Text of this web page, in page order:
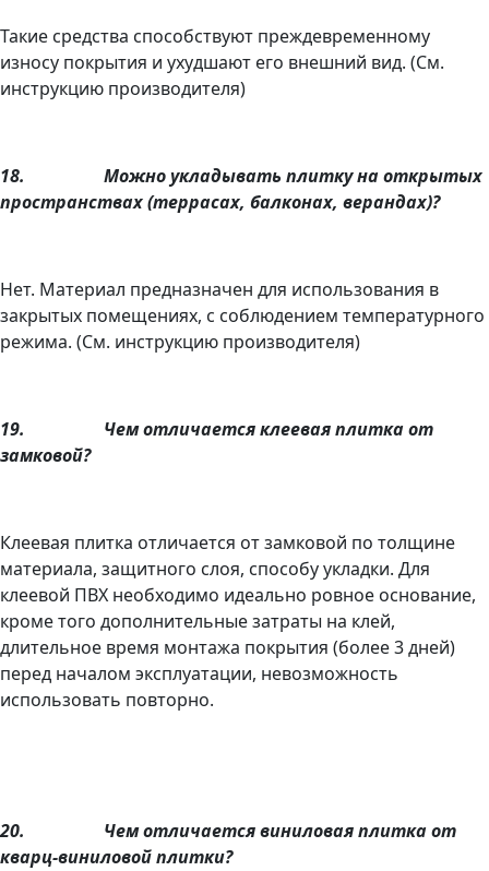
Такие средства способствуют преждевременному
износу покрытия и ухудшают его внешний вид. (См.
инструкцию производителя)
18. Можно укладывать плитку на открытых
пространствах (террасах, балконах, верандах)?
Нет. Материал предназначен для использования в
закрытых помещениях, с соблюдением температурного
режима. (См. инструкцию производителя)
19. Чем отличается клеевая плитка от
замковой?
Клеевая плитка отличается от замковой по толщине
материала, защитного слоя, способу укладки. Для
клеевой ПВХ необходимо идеально ровное основание,
кроме того дополнительные затраты на клей,
длительное время монтажа покрытия (более 3 дней)
перед началом эксплуатации, невозможность
использовать повторно.
20. Чем отличается виниловая плитка от
кварц-виниловой плитки?